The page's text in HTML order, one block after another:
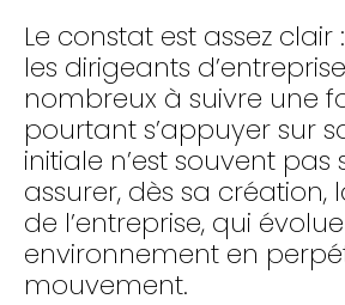
Le constat est assez clair
les dirigeants
nombreux à suivre une
pourtant s’appuyer sur
initiale n’est souvent
assurer, dès sa création,
de l’entreprise, qui
environnement en
mouvement.